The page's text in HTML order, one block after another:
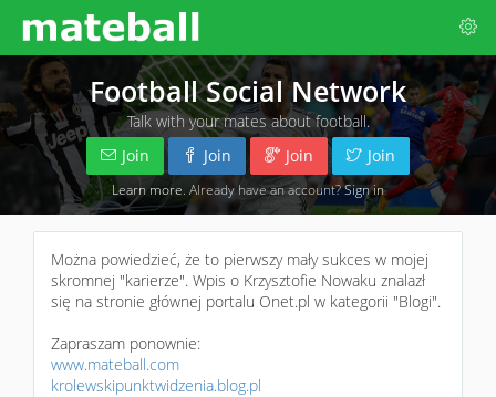
Football Social Network
Talk with your mates about football.
Join
Join Join Join
Learn more . Already have an account?Sign in
Można powiedzieć, że to pierwszy mały sukces w mojej
skromnej "karierze". Wpis o Krzysztofie Nowaku znalazł
się na stronie głównej portalu Onet.pl w kategorii "Blogi".
Zapraszam ponownie:
www.mateball.com
krolewskipunktwidzenia.blog.pl